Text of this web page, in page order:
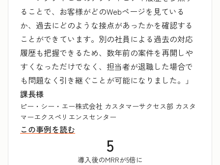
ることで、お客様がどのWebページを見ている
か、過去にどのような接点があったかを確認する
ことができています。別の社員による過去の対応
履歴も把握できるため、数年前の案件を再開しや
すくなっただけでなく、担当者が退職した場合で
も問題なく引き継ぐことが可能になりました。」
課長様
ピー・シー・エー株式会社 カスタマーサクセス部 カスタ
マーエクスペリエンスセンター
この事例を読む
5
導入後のMRRが5倍に